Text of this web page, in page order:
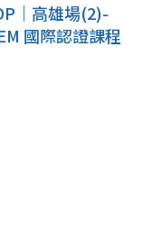
｜高雄場(2)-
國際認證課程